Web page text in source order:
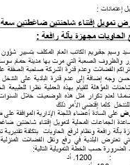
تمویل إقتناء شاحنتین ضاغطتین سعة
مجھزة بآلة رافعة:
وسیم جقیریم الكاتب العام المكلف بتسییر شؤون
والظروف الصعبة التي مرت بھا مدینة حمام سوسة
تراكم الفضلات وعدم قدرة الشركة صاحبة الصفقة على
وجھ إضافة إلى عدم قدرة البلدیة على التدخل
المؤھلة للقیام بھذه العملیة نظرا للطبیعة الخاصة
لعدم تكرار مثل ھذه الوضعیات خلال السنوات
للتدخل  كلما إقتضى الأمر ذلك
على السادة أعضاء اللجنة الإداریة الموافقة على طلب
الجماعات المحلیة لتمویل إقتناء شاحنتین ضاغطتین
بآلة رافعة ونظام لرفع الحاویات بتكلفة تقدیریة تبلغ
تعترض البلدیة في رفع ونقل الفضلات المنزلیة
:
1200 . أد